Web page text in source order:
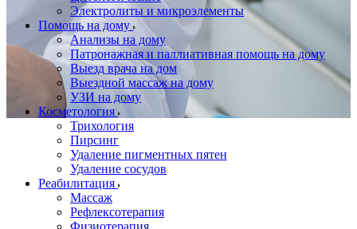
Электролиты и микроэлементы
Помощь на дому
Анализы на дому
Патронажная и паллиативная помощь на дому
Выезд врача на дом
Выездной массаж на дому
УЗИ на дому
Косметология
Трихология
Пирсинг
Удаление пигментных пятен
Удаление сосудов
Реабилитация
Массаж
Рефлексотерапия
Физиотерапия